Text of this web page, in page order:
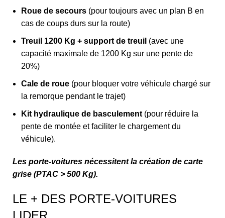
Roue de secours (pour toujours avec un plan B en
cas de coups durs sur la route)
Treuil 1200 Kg + support de treuil (avec une
capacité maximale de 1200 Kg sur une pente de
20%)
Cale de roue (pour bloquer votre véhicule chargé sur
la remorque pendant le trajet)
Kit hydraulique de basculement (pour réduire la
pente de montée et faciliter le chargement du
véhicule).
Les porte-voitures nécessitent la création de carte
grise (PTAC > 500 Kg).
LE + DES PORTE-VOITURES
LIDER